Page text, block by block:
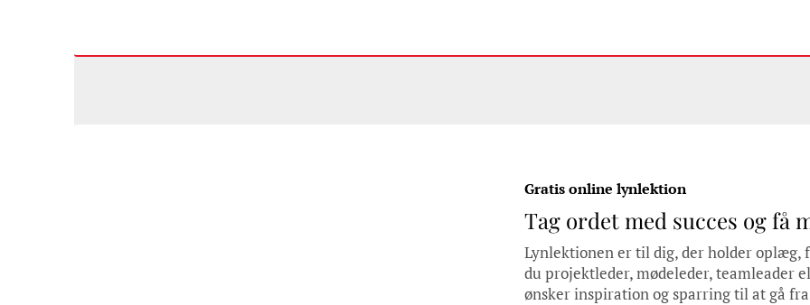
Gratis online lynlektion
Tag ordet med succes og
Lynlektionen er til dig, der holder oplæg,
du projektleder, mødeleder, teamleader
ønsker inspiration og sparring til at gå